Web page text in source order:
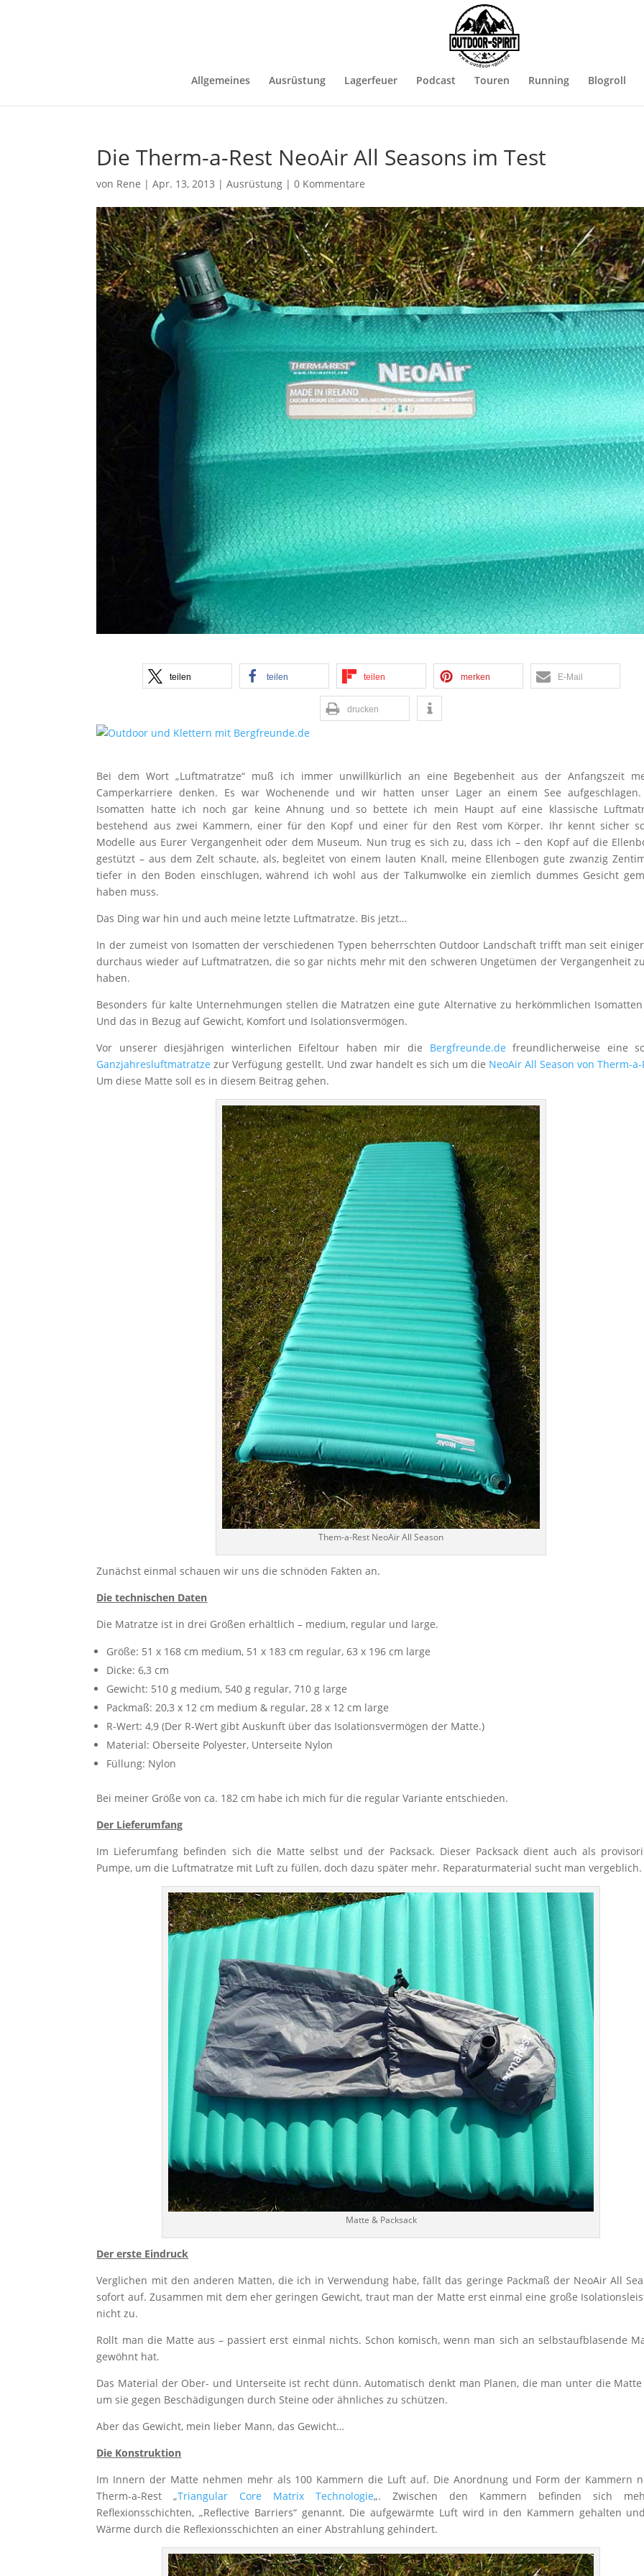
Allgemeines Ausrüstung Lagerfeuer Podcast Touren Running Blogroll
Die Therm-a-Rest NeoAir All Seasons im Test
von Rene |Apr. 13, 2013 |Ausrüstung |0 Kommentare
teilen teilen teilen merken E-Mail
drucken
Bei dem Wort „Luftmatratze“ muß ich immer unwillkürlich an eine Begebenheit aus der Anfangszeit
Camperkarriere denken. Es war Wochenende und wir hatten unser Lager an einem See aufgeschlagen.
Isomatten hatte ich noch gar keine Ahnung und so bettete ich mein Haupt auf eine klassische
bestehend aus zwei Kammern, einer für den Kopf und einer für den Rest vom Körper. Ihr kennt sicher
Modelle aus Eurer Vergangenheit oder dem Museum. Nun trug es sich zu, dass ich – den Kopf auf die
gestützt – aus dem Zelt schaute, als, begleitet von einem lauten Knall, meine Ellenbogen gute zwanzig
tiefer in den Boden einschlugen, während ich wohl aus der Talkumwolke ein ziemlich dummes Gesicht
haben muss.
Das Ding war hin und auch meine letzte Luftmatratze. Bis jetzt…
In der zumeist von Isomatten der verschiedenen Typen beherrschten Outdoor Landschaft trifft man seit
durchaus wieder auf Luftmatratzen, die so gar nichts mehr mit den schweren Ungetümen der Vergangenheit
haben.
Besonders für kalte Unternehmungen stellen die Matratzen eine gute Alternative zu herkömmlichen
Und das in Bezug auf Gewicht, Komfort und Isolationsvermögen.
Vor unserer diesjährigen winterlichen Eifeltour haben mir die Bergfreunde.de freundlicherweise eine
Ganzjahresluftmatratze zur Verfügung gestellt. Und zwar handelt es sich um die NeoAir All Season von Therm-a-
Um diese Matte soll es in diesem Beitrag gehen.
Them-a-Rest NeoAir All Season
Zunächst einmal schauen wir uns die schnöden Fakten an.
Die technischen Daten
Die Matratze ist in drei Größen erhältlich – medium, regular und large.
Größe: 51 x 168 cm medium, 51 x 183 cm regular, 63 x 196 cm large
Dicke: 6,3 cm
Gewicht: 510 g medium, 540 g regular, 710 g large
Packmaß: 20,3 x 12 cm medium & regular, 28 x 12 cm large
R-Wert: 4,9 (Der R-Wert gibt Auskunft über das Isolationsvermögen der Matte.)
Material: Oberseite Polyester, Unterseite Nylon
Füllung: Nylon
Bei meiner Größe von ca. 182 cm habe ich mich für die regular Variante entschieden.
Der Lieferumfang
Im Lieferumfang befinden sich die Matte selbst und der Packsack. Dieser Packsack dient auch als
Pumpe, um die Luftmatratze mit Luft zu füllen, doch dazu später mehr. Reparaturmaterial sucht man vergeblich.
Matte & Packsack
Der erste Eindruck
Verglichen mit den anderen Matten, die ich in Verwendung habe, fällt das geringe Packmaß der NeoAir All
sofort auf. Zusammen mit dem eher geringen Gewicht, traut man der Matte erst einmal eine große
nicht zu.
Rollt man die Matte aus – passiert erst einmal nichts. Schon komisch, wenn man sich an selbstaufblasende
gewöhnt hat.
Das Material der Ober- und Unterseite ist recht dünn. Automatisch denkt man Planen, die man unter die Matte
um sie gegen Beschädigungen durch Steine oder ähnliches zu schützen.
Aber das Gewicht, mein lieber Mann, das Gewicht…
Die Konstruktion
Im Innern der Matte nehmen mehr als 100 Kammern die Luft auf. Die Anordnung und Form der Kammern
Therm-a-Rest „Triangular Core Matrix Technologie„. Zwischen den Kammern befinden sich
Reflexionsschichten, „Reflective Barriers“ genannt. Die aufgewärmte Luft wird in den Kammern gehalten
Wärme durch die Reflexionsschichten an einer Abstrahlung gehindert.